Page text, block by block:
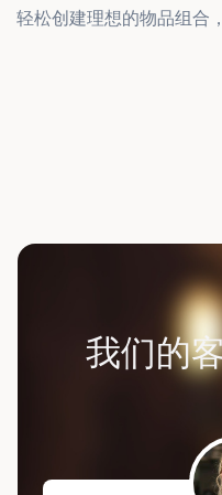
轻松创建理想的物品组合
我们的